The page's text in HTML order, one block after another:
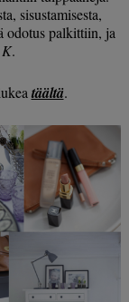
sisustamisesta,
odotus palkittiin, ja
.
täältä.